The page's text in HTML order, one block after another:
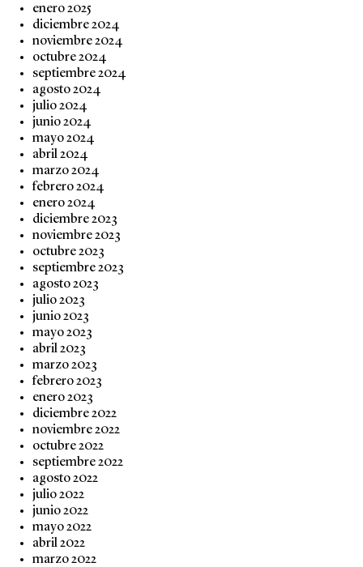
enero 2025
diciembre 2024
noviembre 2024
octubre 2024
septiembre 2024
agosto 2024
julio 2024
junio 2024
mayo 2024
abril 2024
marzo 2024
febrero 2024
enero 2024
diciembre 2023
noviembre 2023
octubre 2023
septiembre 2023
agosto 2023
julio 2023
junio 2023
mayo 2023
abril 2023
marzo 2023
febrero 2023
enero 2023
diciembre 2022
noviembre 2022
octubre 2022
septiembre 2022
agosto 2022
julio 2022
junio 2022
mayo 2022
abril 2022
marzo 2022